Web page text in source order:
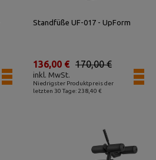
Standfüße UF-017 - UpForm
Niedrigster Produktpreis der
letzten 30 Tage: 238,40 €
170,00 €
136,00 €
inkl. MwSt.